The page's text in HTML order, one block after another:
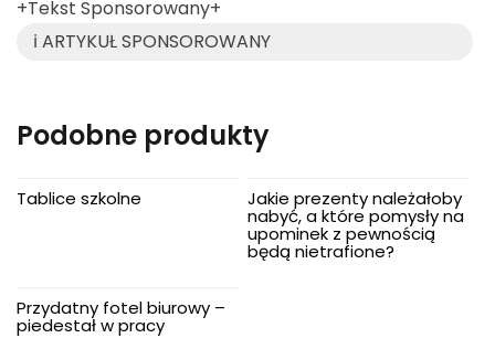
+Tekst Sponsorowany+
ℹ️ ARTYKUŁ SPONSOROWANY
Podobne produkty
Tablice szkolne Jakie prezenty należałoby
nabyć, a które pomysły na
upominek z pewnością
będą nietrafione?
Przydatny fotel biurowy –
piedestał w pracy